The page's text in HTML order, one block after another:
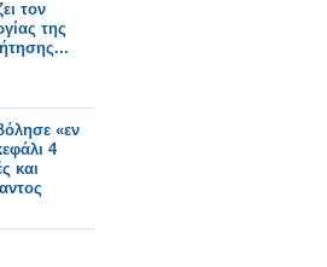
τον
της
«εν
4
και